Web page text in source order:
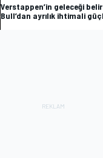
Verstappen’in geleceği
Bull’dan ayrılık ihtimali